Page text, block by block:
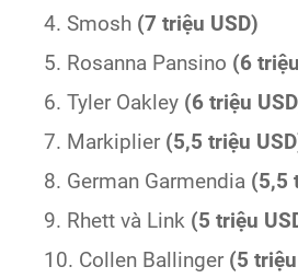
4. Smosh (7 triệu US D)
5. Rosanna Pansino (6
6. Tyler Oakley (6 triệu
7. Markiplier (5,5 triệu
8. German Garmendia (5,5
9. Rhett và Link (5 triệu
10. Collen Ballinger (5